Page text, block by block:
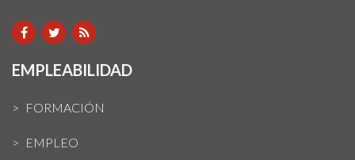
EMPLEABILIDAD
FORMACIÓN
EMPLEO